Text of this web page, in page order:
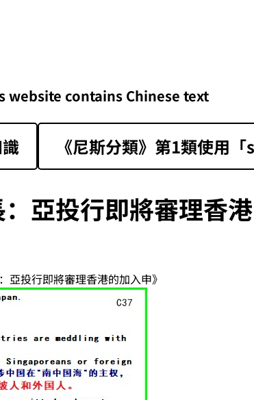
website contains Chinese text
《尼斯分類》第1類‌使用「
亞投行即將審理香
亞投行即將審理香港的加入申》